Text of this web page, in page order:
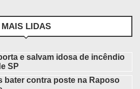
MAIS LIDAS
e salvam idosa de incêndio
SP
bater contra poste na Raposo